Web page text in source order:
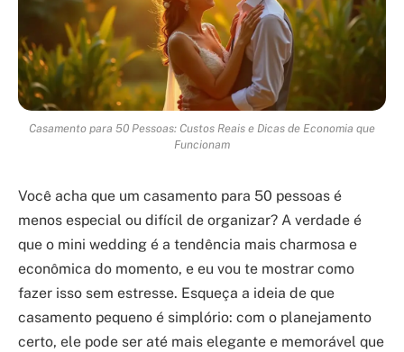
Casamento para 50 Pessoas: Custos Reais e Dicas de Economia que
Funcionam
Você acha que um casamento para 50 pessoas é
menos especial ou difícil de organizar? A verdade é
que o mini wedding é a tendência mais charmosa e
econômica do momento, e eu vou te mostrar como
fazer isso sem estresse. Esqueça a ideia de que
casamento pequeno é simplório: com o planejamento
certo, ele pode ser até mais elegante e memorável que